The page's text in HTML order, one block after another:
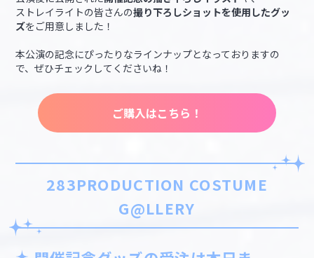
ストレイライトの皆さんの撮り下ろしショットを使用したグッ
ズをご用意しました！
本公演の記念にぴったりなラインナップとなっておりますの
で、ぜひチェックしてくださいね！
ご購入はこちら！
283PRODUCTION COSTUME
G@LLERY